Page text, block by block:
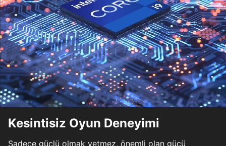
Kesintisiz Oyun Deneyimi
Sadece güçlü olmak yetmez, önemli olan gücü